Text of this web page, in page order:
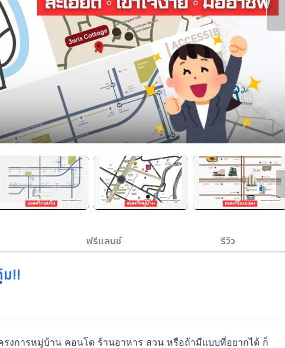
ฟรีแลนซ์ รีวิว
ม!!
รงการหมู่บ้าน คอนโด ร้านอาหาร สวน หรือถ้ามีแบบที่อยากได้ ก็